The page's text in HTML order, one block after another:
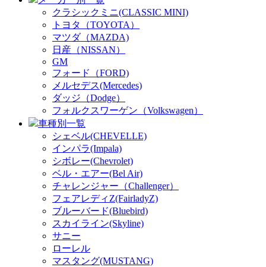
クラシックミニ(CLASSIC MINI)
トヨタ（TOYOTA）
マツダ（MAZDA)
日産（NISSAN）
GM
フォード（FORD)
メルセデス(Mercedes)
ダッジ（Dodge）
フォルクスワーゲン（Volkswagen）
車種別一覧
シェベル(CHEVELLE)
インパラ(Impala)
シボレー(Chevrolet)
ベル・エアー(Bel Air)
チャレンジャー（Challenger）
フェアレディZ(FairladyZ)
ブルーバード(Bluebird)
スカイライン(Skyline)
サニー
ローレル
マスタング(MUSTANG)